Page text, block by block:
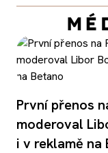
První přenos
moderoval
i v reklamě na